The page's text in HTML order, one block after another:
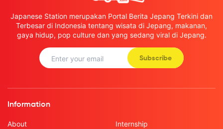
Japanese Station merupakan Portal Berita Jepang Terkini dan
Terbesar di Indonesia tentang wisata di Jepang, makanan,
gaya hidup, pop culture dan yang sedang viral di Jepang.
Subscribe
Information
About
Internship